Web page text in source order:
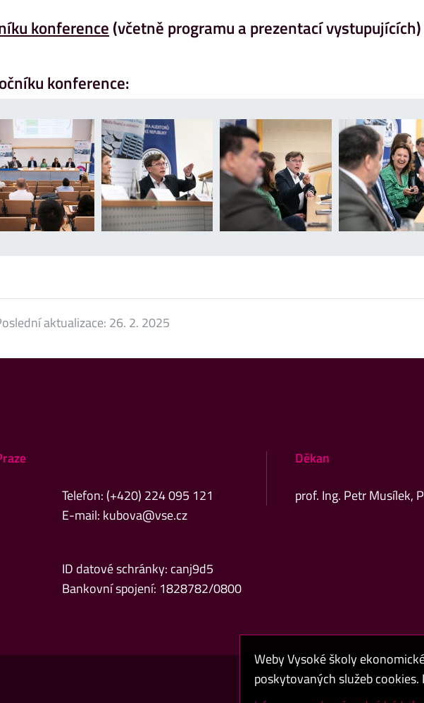
konference (včetně programu a prezentací vystupujících)
konference:
aktualizace: 26. 2. 2025
Telefon: (+420) 224 095 121
E-mail: kubova@vse.cz
ID datové schránky: canj9d5
Bankovní spojení: 1828782/0800
Děkan
prof. Ing. Petr Musílek,
Cookies a ochrana
Weby Vysoké školy
poskytovaných služeb